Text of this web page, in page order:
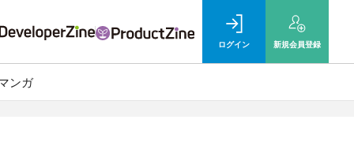
ログイン 新規会員登録
ンガ